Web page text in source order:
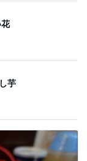
芋